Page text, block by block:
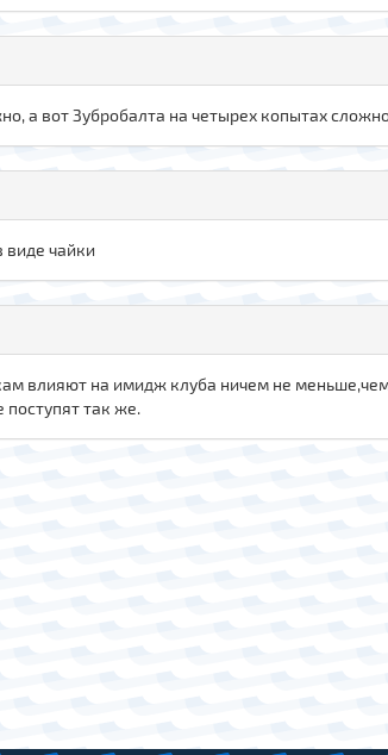
а вот Зубробалта на четырех копытах
виде чайки
влияют на имидж клуба ничем не
так же.